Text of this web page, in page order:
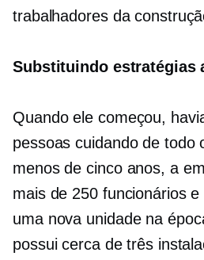
trabalhadores da
Substituindo estratégias
Quando ele começou,
pessoas cuidando de todo
menos de cinco anos, a
mais de 250 funcionários
uma nova unidade na
possui cerca de três